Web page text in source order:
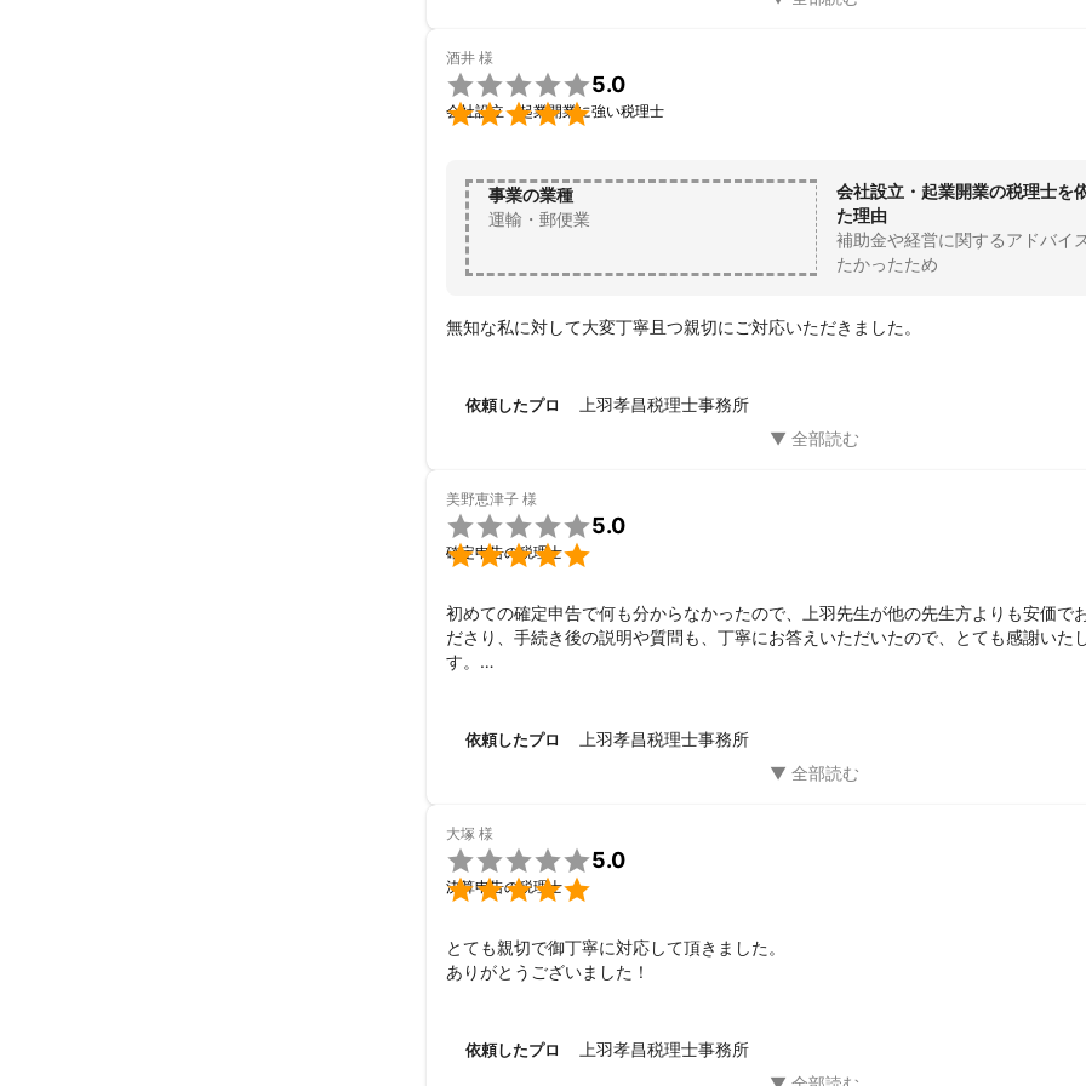
酒井 様


5.0
会社設立・起業開業に強い税理士
事業の業種
運輸・郵便業
会社設立・起業開業の税理士を
た理由
補助金や経営に関するアドバイ
たかったため
無知な私に対して大変丁寧且つ親切にご対応いただきました。
依頼したプロ 上羽孝昌税理士事務所
美野恵津子 様


5.0
確定申告の税理士
初めての確定申告で何も分からなかったので、上羽先生が他の先生方よりも安価で
ださり、手続き後の説明や質問も、丁寧にお答えいただいたので、とても感謝いた
す。
依頼したプロ 上羽孝昌税理士事務所
大塚 様


5.0
決算申告の税理士
とても親切で御丁寧に対応して頂きました。
ありがとうございました！
依頼したプロ 上羽孝昌税理士事務所